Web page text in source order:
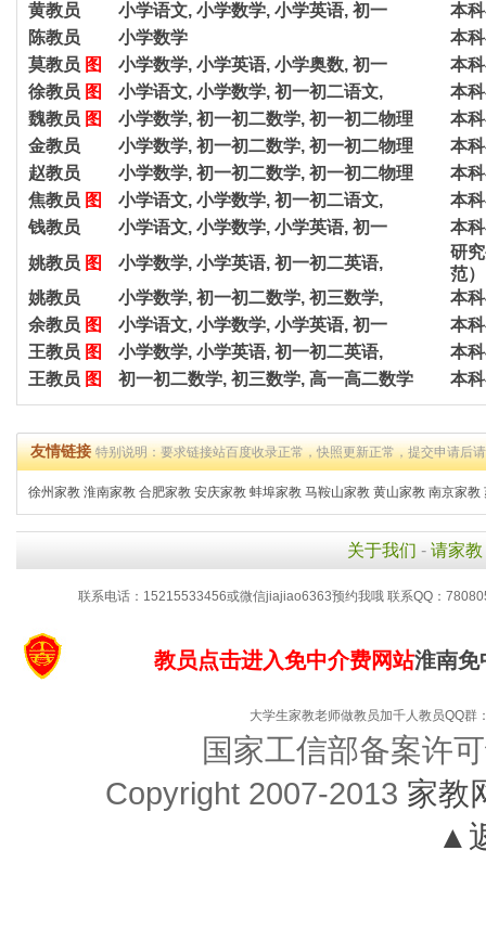
黄教员
小学语文, 小学数学, 小学英语, 初一
本
陈教员
小学数学
本
莫教员 图 小学数学, 小学英语, 小学奥数, 初一
本
徐教员 图 小学语文, 小学数学, 初一初二语文,
本
魏教员 图 小学数学, 初一初二数学, 初一初二物理
本
金教员
小学数学, 初一初二数学, 初一初二物理
本
赵教员
小学数学, 初一初二数学, 初一初二物理
本
焦教员 图 小学语文, 小学数学, 初一初二语文,
本
钱教员
小学语文, 小学数学, 小学英语, 初一
本
姚教员 图 小学数学, 小学英语, 初一初二英语,
研
范）
姚教员
小学数学, 初一初二数学, 初三数学,
本
余教员 图 小学语文, 小学数学, 小学英语, 初一
本
王教员 图 小学数学, 小学英语, 初一初二英语,
本
王教员 图 初一初二数学, 初三数学, 高一高二数学 本
友情链接特别说明：要求链接站百度收录正常，快照更新正常，提交申请后
徐州家教 淮南家教 合肥家教 安庆家教 蚌埠家教 马鞍山家教 黄山家教 南京家教
关于我们 - 请家教
联系电话：15215533456或微信jiajiao6363预约我哦 联系QQ：
教员点击进入免中介费网站淮南
大学生家教老师做教员加千人教员QQ
国家工信部备案许
Copyright 2007-2013 家教
▲